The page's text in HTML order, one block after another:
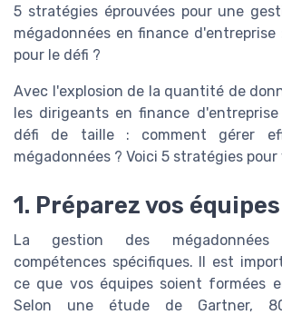
5 stratégies éprouvées pour une
mégadonnées en finance
pour le défi ?
Avec l'explosion de la quantité de
les dirigeants en finance
défi de taille : comment gérer
mégadonnées ? Voici 5 stratégies pour
1. Préparez vos équipes
La gestion des
compétences spécifiques. Il est
ce que vos équipes soient formées
Selon une étude de Gartner,